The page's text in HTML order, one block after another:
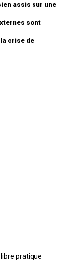
assis sur une
sont
la crise de
pratique